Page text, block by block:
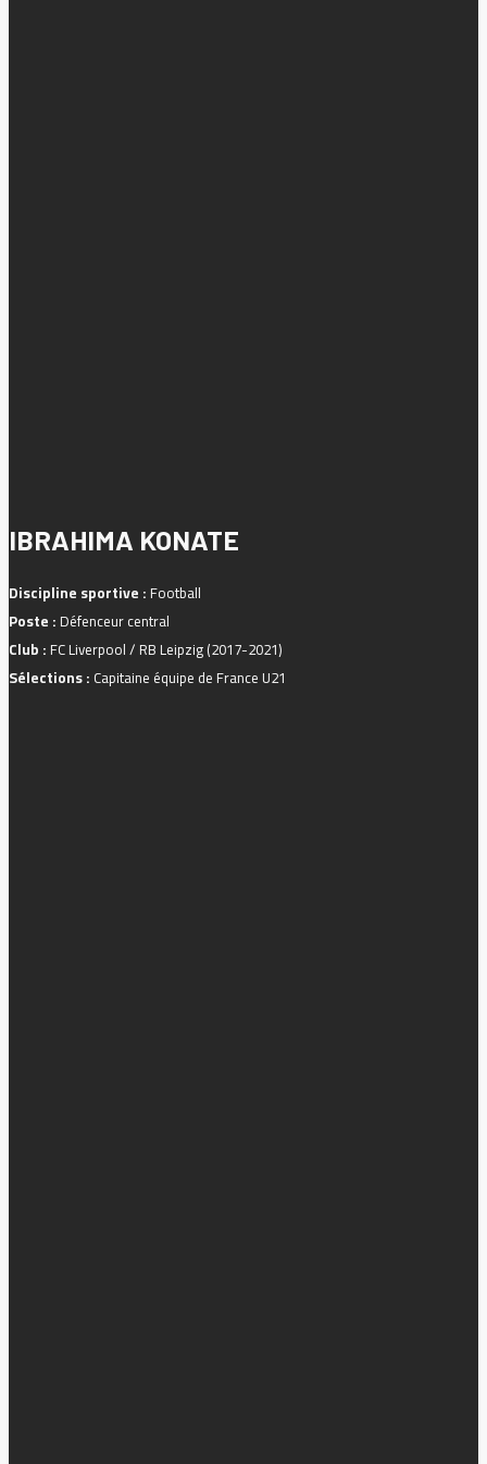
IBRAHIMA KONATE
Discipline sportive : Football
Poste : Défenceur central
Club : FC Liverpool / RB Leipzig (2017-2021)
Sélections : Capitaine équipe de France U21